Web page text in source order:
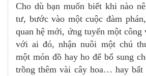
Cho dù bạn muốn biết khi nào
tư, bước vào một cuộc đàm
quan hệ mới, ứng tuyển một
với ai đó, nhận nuôi một chú
một món đồ hay ho để bổ sung
trồng thêm vài cây hoa… hay bất